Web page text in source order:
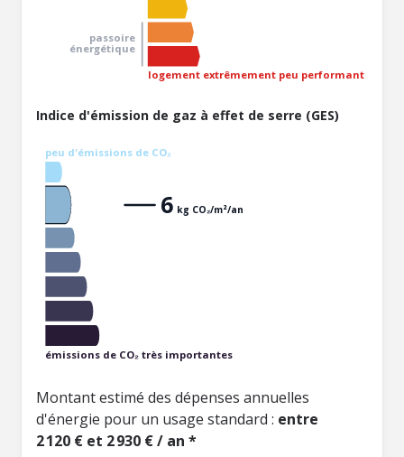
logement extrêmement peu performant
passoire
énergétique
Indice d'émission de gaz à effet de serre (GES)
peu d'émissions de CO₂
émissions de CO₂ très importantes
6 kg CO₂/m²/an
Montant estimé des dépenses annuelles
d'énergie pour un usage standard : entre
2 120 € et 2 930 € / an *